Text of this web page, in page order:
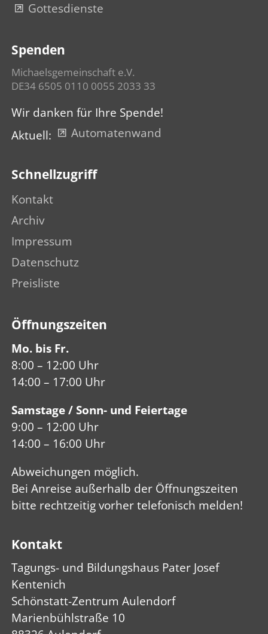
Gottesdienste
Spenden
Michaelsgemeinschaft e.V.
DE34 6505 0110 0055 2033 33
Wir danken für Ihre Spende!
Aktuell:
Automatenwand
Schnellzugriff
Kontakt
Archiv
Impressum
Datenschutz
Preisliste
Öffnungs­zeiten
Mo. bis Fr.
8:00 – 12:00 Uhr
14:00 – 17:00 Uhr
Samstage / Sonn- und Feiertage
9:00 – 12:00 Uhr
14:00 – 16:00 Uhr
Abweich­ungen mög­lich.
Bei Anreise außerhalb der Öffnungs­zeiten
bitte recht­zeitig vorher telefo­nisch melden!
Kontakt
Tagungs- und Bildungshaus Pater Josef
Kentenich
Schönstatt-Zentrum Aulendorf
Marienbühlstraße 10